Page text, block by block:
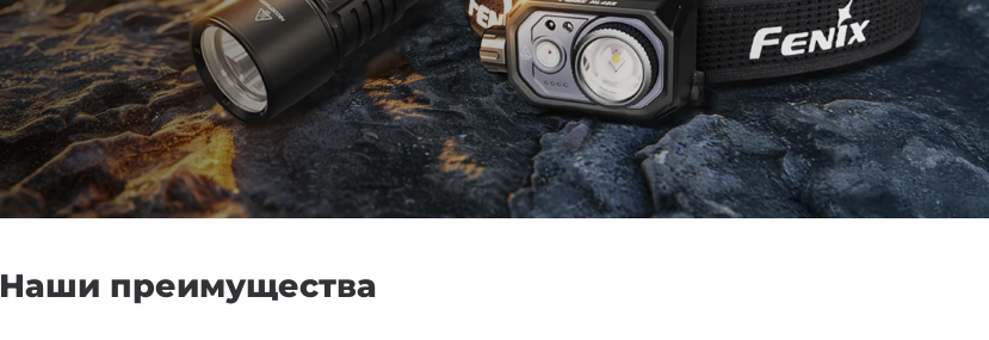
Наши преимущества